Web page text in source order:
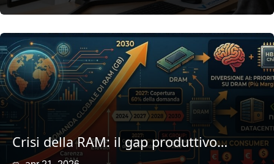
Crisi della RAM: il gap produttivo…